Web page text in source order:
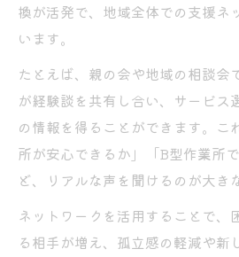
換が活発で、地域全体での支援ネ
います。
たとえば、親の会や地域の相談会
が経験談を共有し合い、サービス
の情報を得ることができます。こ
所が安心できるか」「B型作業所
ど、リアルな声を聞けるのが大き
ネットワークを活用することで、
る相手が増え、孤立感の軽減や新